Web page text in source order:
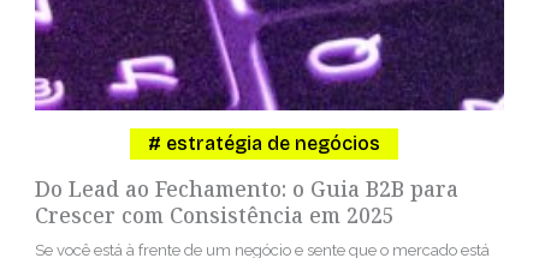
Do Lead ao Fechamento: o Guia B2B para
Crescer com Consistência em 2025
estratégia de negócios
Se você está à frente de um negócio e sente que o mercado está